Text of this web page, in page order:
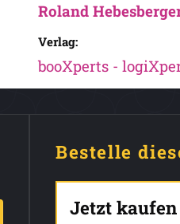
Roland
Verlag:
booXperts -
Bestelle
Jetzt